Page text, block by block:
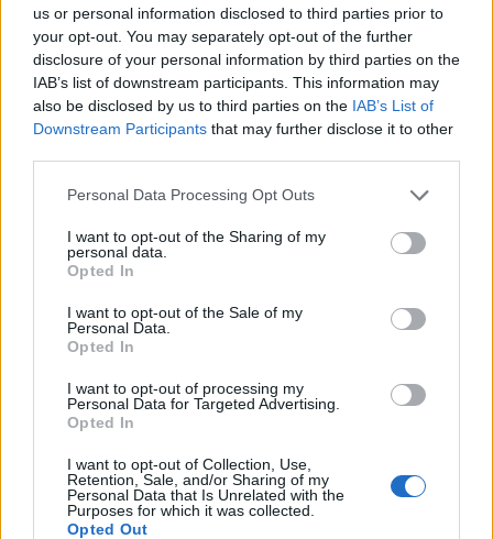
us or personal information disclosed to third parties prior to
your opt-out. You may separately opt-out of the further
disclosure of your personal information by third parties on the
IAB’s list of downstream participants. This information may
also be disclosed by us to third parties on the IAB’s List of
Downstream Participants that may further disclose it to other
Personal Data Processing Opt Outs
I want to opt-out of the Sharing of my
personal data.
Opted In
I want to opt-out of the Sale of my
Personal Data.
Opted In
I want to opt-out of processing my
Personal Data for Targeted Advertising.
Opted In
I want to opt-out of Collection, Use,
Retention, Sale, and/or Sharing of my
Personal Data that Is Unrelated with the
Purposes for which it was collected.
Opted Out
Hitelezés 2019Nagy Márton, az MNB alelnöke is előadást
fog tartani Hitelezés 2019 konferenciánkon, nem érdemes
lemaradni róla! Információ és jelentkezés A GDP-arányos
hitelállomány Magyarországon alig több mint harmada az
EU átlagának és fele a többi visegrádi ország szintjének -
KEDVES OLVASÓNK!
tartozik, melynek olvasása előfizetéses
regisztrációhoz kötött.
Az előfizetés a következőket tartalmazza:
Portfolio.hu teljes cikkarchívum
kötéslistái
Előfizetés